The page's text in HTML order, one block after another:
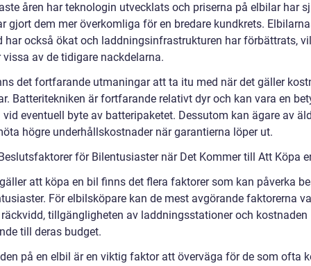
åren har teknologin utvecklats och priserna på elbilar har
gjort dem mer överkomliga för en bredare kundkrets.
har också ökat och laddningsinfrastrukturen har förbättrats,
av de tidigare nackdelarna.
det fortfarande utmaningar att ta itu med när det gäller
Batteritekniken är fortfarande relativt dyr och kan vara en
eventuell byte av batteripaketet. Dessutom kan ägare av
högre underhållskostnader när garantierna löper ut.
för Bilentusiaster när Det Kommer till Att Köpa
att köpa en bil finns det flera faktorer som kan påverka
För elbilsköpare kan de mest avgörande faktorerna
tillgängligheten av laddningsstationer och kostnaden
till deras budget.
på en elbil är en viktig faktor att överväga för de som ofta